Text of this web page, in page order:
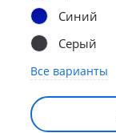
Синий
Серый
Все варианты